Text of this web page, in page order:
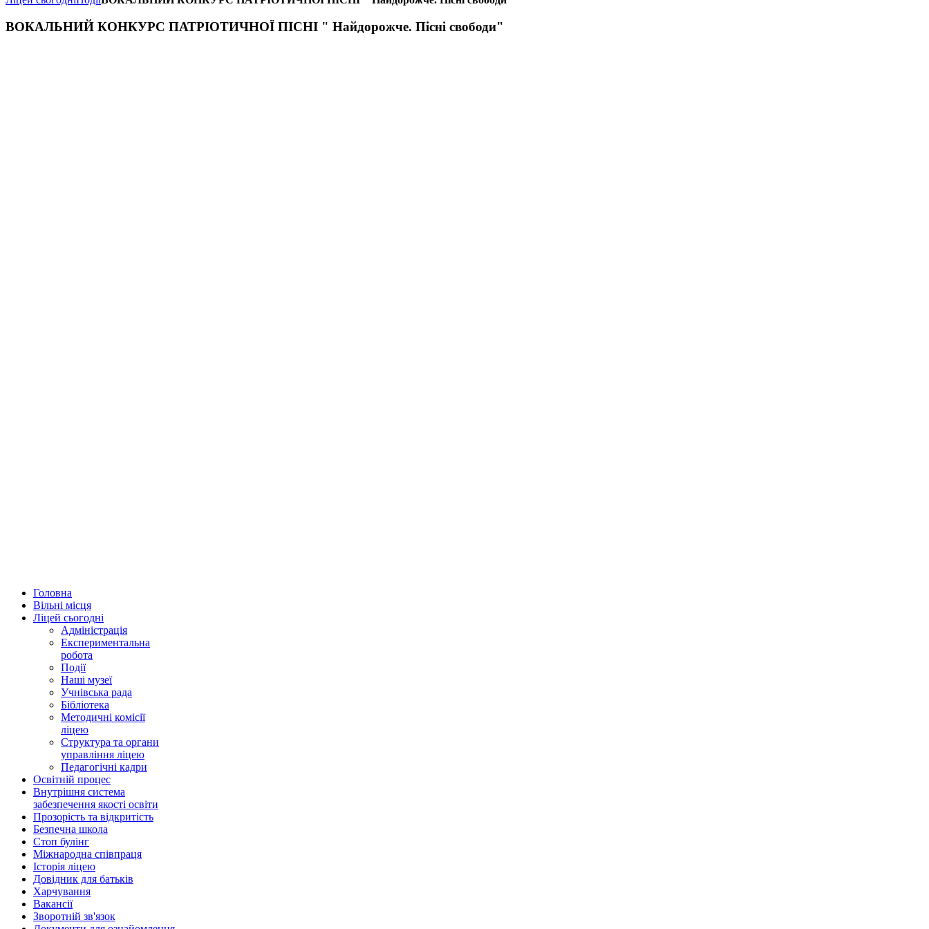
ВОКАЛЬНИЙ КОНКУРС ПАТРІОТИЧНОЇ ПІСНІ " Найдорожче. Пісні свободи"
Головна
Вільні місця
Ліцей сьогодні
Адміністрація
Експериментальна
робота
Події
Наші музеї
Учнівська рада
Бібліотека
Методичні комісії
ліцею
Структура та органи
управління ліцею
Педагогічні кадри
Освітній процес
Внутрішня система
забезпечення якості освіти
Прозорість та відкритість
Безпечна школа
Стоп булінг
Міжнародна співпраця
Історія ліцею
Довідник для батьків
Харчування
Вакансії
Зворотній зв'язок